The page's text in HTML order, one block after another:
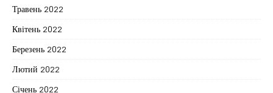
Травень 2022
Квітень 2022
Березень 2022
Лютий 2022
Січень 2022